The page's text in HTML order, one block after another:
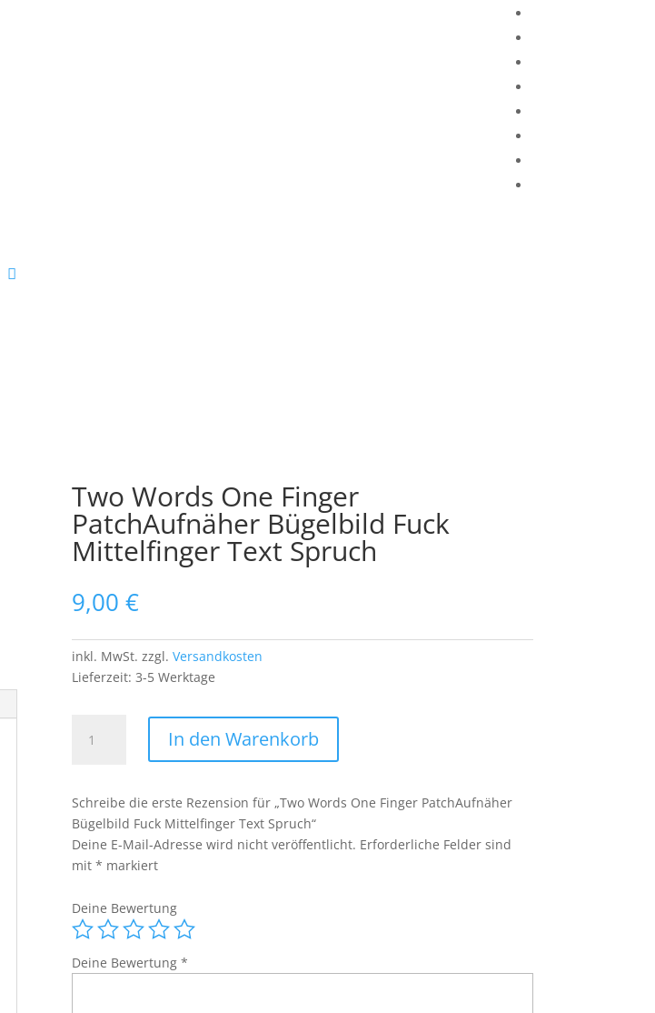
Two Words One Finger
PatchAufnäher Bügelbild Fuck
Mittelfinger Text Spruch
9,00 €
inkl. MwSt. zzgl. Versandkosten
Lieferzeit: 3-5 Werktage
Words
PatchAufnäher
Bügelbild
Fuck
Mittelfinger
Spruch
Menge
In den Warenkorb
Schreibe die erste Rezension für „Two Words One Finger PatchAufnäher
Bügelbild Fuck Mittelfinger Text Spruch“
Deine E-Mail-Adresse wird nicht veröffentlicht. Erforderliche Felder sind
mit * markiert
Deine Bewertung
Deine Bewertung *